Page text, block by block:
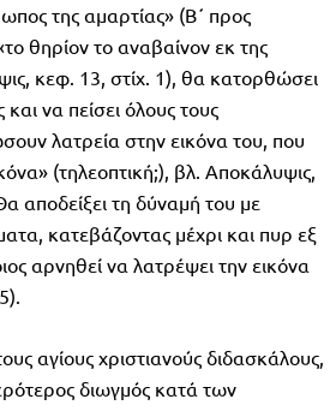
της αμαρτίας» (Β΄ προς
θηρίον το αναβαίνον εκ της
κεφ. 13, στίχ. 1), θα κατορθώσει
να πείσει όλους τους
λατρεία στην εικόνα του, που
(τηλεοπτική;), βλ. Αποκάλυψις,
αποδείξει τη δύναμή του με
κατεβάζοντας μέχρι και πυρ εξ
αρνηθεί να λατρέψει την εικόνα
αγίους χριστιανούς διδασκάλους,
διωγμός κατά των